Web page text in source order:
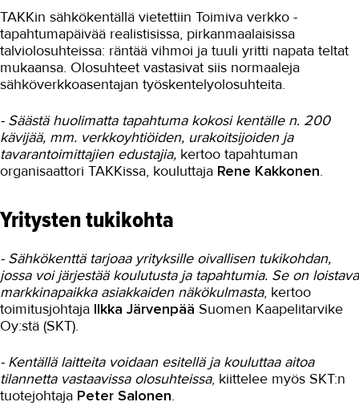
TAKKin sähkökentällä vietettiin Toimiva verkko -
tapahtumapäivää realistisissa, pirkanmaalaisissa
talviolosuhteissa: räntää vihmoi ja tuuli yritti napata teltat
mukaansa. Olosuhteet vastasivat siis normaaleja
sähköverkkoasentajan työskentelyolosuhteita.
- Säästä huolimatta tapahtuma kokosi kentälle n. 200
kävijää, mm. verkkoyhtiöiden, urakoitsijoiden ja
tavarantoimittajien edustajia, kertoo tapahtuman
organisaattori TAKKissa, kouluttaja Rene Kakkonen.
Yritysten tukikohta
- Sähkökenttä tarjoaa yrityksille oivallisen tukikohdan,
jossa voi järjestää koulutusta ja tapahtumia. Se on loistava
markkinapaikka asiakkaiden näkökulmasta, kertoo
toimitusjohtaja Ilkka Järvenpää Suomen Kaapelitarvike
Oy:stä (SKT).
- Kentällä laitteita voidaan esitellä ja kouluttaa aitoa
tilannetta vastaavissa olosuhteissa, kiittelee myös SKT:n
tuotejohtaja Peter Salonen.